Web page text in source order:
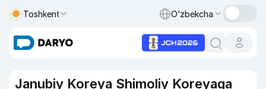
Toshkent O‘zbekcha
Janubiy Koreya Shimoliy Koreyaga